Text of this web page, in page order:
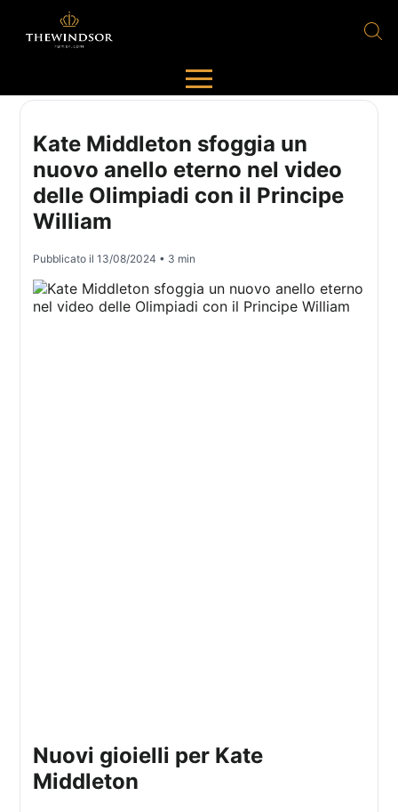
Kate Middleton sfoggia un
nuovo anello eterno nel video
delle Olimpiadi con il Principe
William
Pubblicato il13/08/2024 • 3 min
Nuovi gioielli per Kate
Middleton